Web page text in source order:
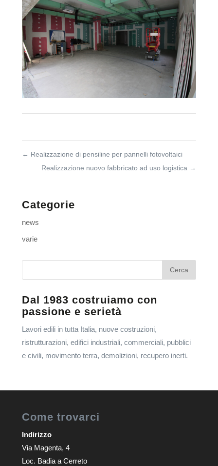
← Realizzazione di pensiline per pannelli fotovoltaici
Realizzazione nuovo fabbricato ad uso logistica →
Categorie
news
varie
Dal 1983 costruiamo con
passione e serietà
Lavori edili in tutta Italia, nuove costruzioni,
ristrutturazioni, edifici industriali, commerciali, pubblici
e civili, movimento terra, demolizioni, recupero inerti.
Come trovarci
Indirizzo
Via Magenta, 4
Loc. Badia a Cerreto